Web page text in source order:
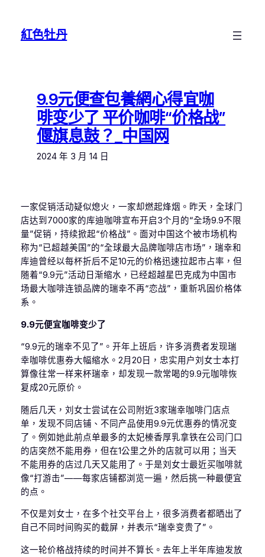
紅色牡丹
9.9元便查包養網心得宜咖
啡变少了 平价咖啡“价格战”
偃旗息鼓？_中国网
2024 年 3 月 14 日
一家促销活动疑似熄火，一家却燃起烽烟。昨天，全球门
店达到7000家的库迪咖啡宣布开启3个月的“全场9.9不限
量”促销，持续掀起“价格战”。面对中国这个被市场机构
称为“已超越美国”的“全球最大品牌咖啡店市场”，瑞幸和
库迪曾经以每杯折后不足10元的价格迅速拉起市占率，但
随着“9.9元”活动日渐缩水，已经超越星巴克成为中国市
场最大咖啡连锁品牌的瑞幸不再“恋战”，重新巩固价格体
系。
9.9元便宜咖啡变少了
“9.9元的瑞幸不见了”。开年上班后，许多消费者发现瑞
幸咖啡优惠券大幅缩水。2月20日，忠实用户刘女士本打
算像往常一样来杯瑞幸，却发现一款常喝的9.9元咖啡恢
复成20元原价。
随后几天，刘女士尝试在公司附近3家瑞幸咖啡门店点
单，发现不同店铺、不同产品使用9.9元优惠券的情况变
了。例如她此前点单最多的太妃榛香厚乳拿铁在公司门口
的店突然不能用券，但在1公里之外的店就可以用；当天
不能用券的店过几天又能用了。于是刘女士最近买咖啡就
像“打游击”——每家店铺都浏览一遍，然后挑一种最便宜
的点。
不仅是刘女士，在多个社交平台上，很多消费者都晒出了
自己不同时间购买的截屏，并表示“瑞幸变贵了”。
这一轮价格战持续的时间并不算长。去年上半年库迪发放